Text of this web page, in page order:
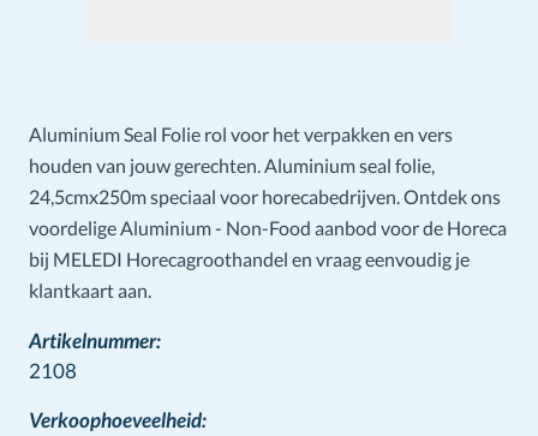
Aluminium Seal Folie rol voor het verpakken en vers
houden van jouw gerechten. Aluminium seal folie,
24,5cmx250m speciaal voor horecabedrijven. Ontdek ons
voordelige Aluminium - Non-Food aanbod voor de Horeca
bij MELEDI Horecagroothandel en vraag eenvoudig je
klantkaart aan.
Artikelnummer:
2108
Verkoophoeveelheid: